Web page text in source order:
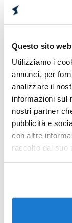
Questo sito
Utilizziamo i
annunci, per
analizzare il
informazioni sul
nostri partner
pubblicità e
con altre
raccolto dal suo
È
sempre
chiunque
analizzare
Grazie ai
vengono
generare
Per ogni
Fidelizza